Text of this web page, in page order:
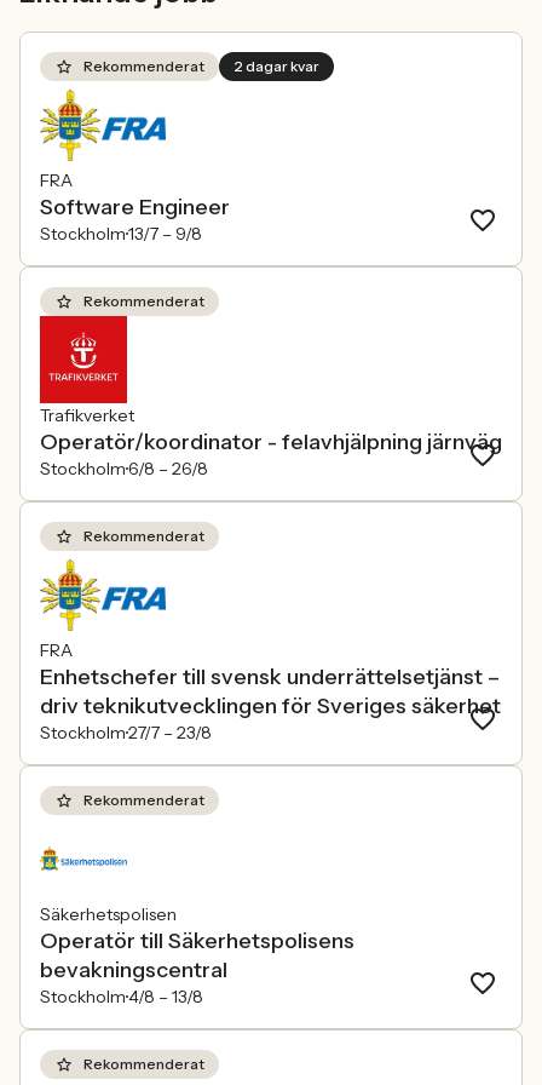
behöver kunna visa vad det betyder i
praktiken.
Rekommenderat 2 dagar kvar
FRA
Software Engineer
Stockholm13/7 – 9/8
Rekommenderat
Trafikverket
Operatör/koordinator - felavhjälpning järnväg
Stockholm6/8 – 26/8
Rekommenderat
FRA
Enhetschefer till svensk underrättelsetjänst –
driv teknikutvecklingen för Sveriges säkerhet
Stockholm27/7 – 23/8
Rekommenderat
Säkerhetspolisen
Operatör till Säkerhetspolisens
bevakningscentral
Stockholm4/8 – 13/8
Rekommenderat